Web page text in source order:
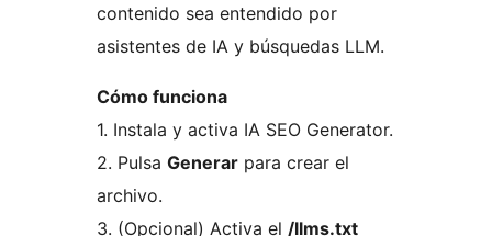
contenido sea entendido por
asistentes de IA y búsquedas LLM.
Cómo funciona
1. Instala y activa IA SEO Generator.
2. Pulsa Generar para crear el
archivo.
3. (Opcional) Activa el /llms.txt